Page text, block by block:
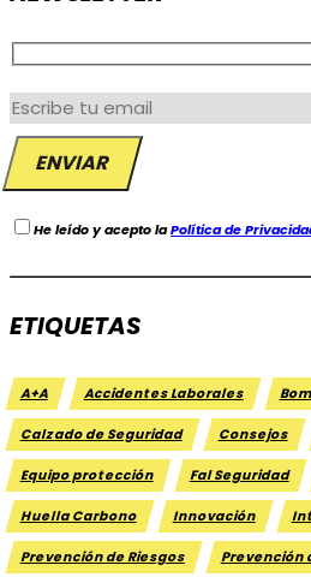
He leído y acepto laPolítica de
ETIQUETAS
A+A Accidentes Laborales
Calzado de Seguridad Consejos
Equipo protección Fal Seguridad
Huella Carbono Innovación
Prevención de Riesgos Prevención